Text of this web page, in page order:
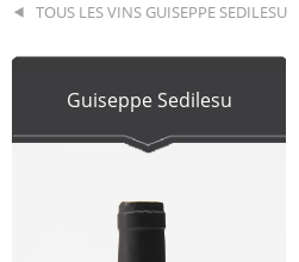
TOUS LES VINS GUISEPPE SEDILESU
Guiseppe Sedilesu